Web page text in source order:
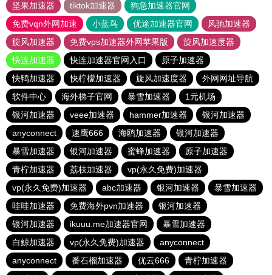
坚果加速器
tiktok加速器
狗急加速器官网
免费vqn外网加速
小蓝鸟 优途加速器官网
风驰加速器
旋风加速器
免费vps加速器外网苹果版
旋风加速度器
快连加速器
快连加速器官网入口
原子加速器
快鸭加速器
快柠檬加速器 旋风加速度器
外网网址导航
软件中心
海外梯子官网 暴雪加速器
1元机场
银河加速器
veee加速器 hammer加速器
银河加速器
anyconnect
速鹰666 海鸥加速器
银河加速器
暴雪加速器
银河加速器 蜜蜂加速器
原子加速器
青柠加速器
荔枝加速器
vp(永久免费)加速器
vp(永久免费)加速器
abc加速器 银河加速器
暴雪加速器
哇哇加速器
免费海外pvn加速器
银河加速器
银河加速器
ikuuu.me加速器官网
暴雪加速器
白鲸加速器
vp(永久免费)加速器
anyconnect
anyconnect
番石榴加速器 优云666
青柠加速器